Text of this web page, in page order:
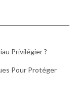
Privilégier ?
Pour Protéger